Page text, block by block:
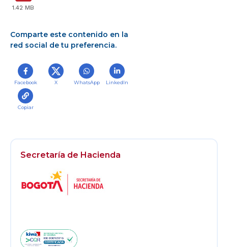
1.42 MB
Comparte este contenido en la
red social de tu preferencia.
Facebook X WhatsApp LinkedIn
Copiar
Secretaría de Hacienda